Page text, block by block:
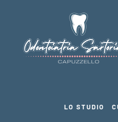
contenuto
LO STUDIO